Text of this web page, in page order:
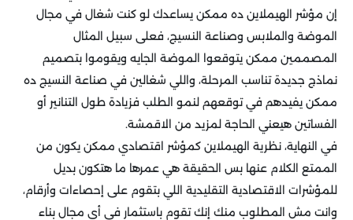
إن مؤشر الهيملاين ده ممكن يساعدك لو كنت شغال في مجال
الموضة والملابس وصناعة النسيج، فعلى سبيل المثال
المصممين ممكن يتوقعوا الموضة الجايه ويقوموا بتصميم
نماذج جديدة تناسب المرحلة، واللي شغالين في صناعة النسيج ده
ممكن يفيدهم في توقعهم لنمو الطلب فزيادة طول التنانير أو
الفساتين هيعني الحاجة لمزيد من الاقمشة.
في النهاية، نظرية الهيملاين كمؤشر اقتصادي ممكن يكون من
الممتع الكلام عنها بس الحقيقة هي عمرها ما هتكون بديل
للمؤشرات الاقتصادية التقليدية اللي بتقوم على إحصاءات وأرقام،
وانت مش المطلوب منك إنك تقوم باستثمار في أي مجال بناء